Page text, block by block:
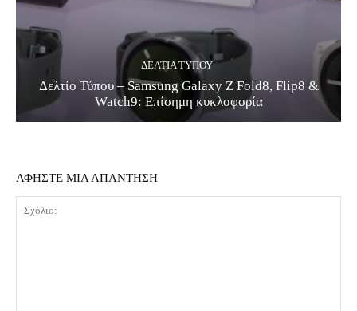
ΔΕΛΤΊΑ ΤΎΠΟΥ
Δελτίο Τύπου – Samsung Galaxy Z Fold8, Flip8 &
Watch9: Επίσημη κυκλοφορία
ΑΦΗΣΤΕ ΜΙΑ ΑΠΑΝΤΗΣΗ